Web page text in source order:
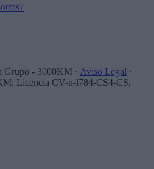
Grupo - 3000KM · Aviso Legal ·
Licencia CV-n-l784-CS4-CS,